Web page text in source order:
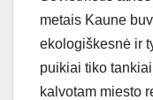
metais Kaune
ekologiškesnė ir
puikiai tiko
kalvotam miesto